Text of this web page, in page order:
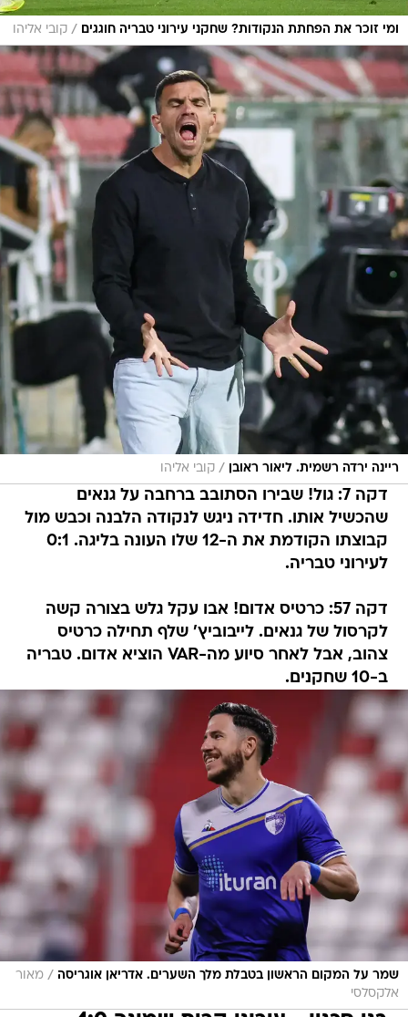
ומי זוכר את הפחתת הנקודות? שחקני עירוני טבריה חוגגים / קובי אליהו
ריינה ירדה רשמית. ליאור ראובן / קובי אליהו
דקה 7: גול! שבירו הסתובב ברחבה על גנאים
שהכשיל אותו. חדידה ניגש לנקודה הלבנה וכבש מול
קבוצתו הקודמת את ה-12 שלו העונה בליגה. 0:1
לעירוני טבריה.
דקה 57: כרטיס אדום! אבו עקל גלש בצורה קשה
לקרסול של גנאים. לייבוביץ' שלף תחילה כרטיס
צהוב, אבל לאחר סיוע מה-VAR הוציא אדום. טבריה
ב-10 שחקנים.
שמר על המקום הראשון בטבלת מלך השערים. אדריאן אוגריסה / מאור
אלקסלסי